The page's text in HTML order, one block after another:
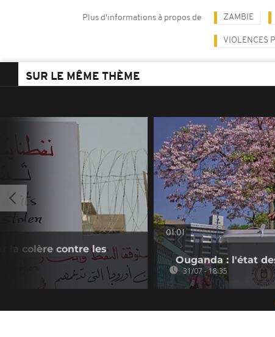
Plus d'informations à propos de ZAMBIE
VIOLENCES
SUR LE MÊME THÈME
la colère contre les
01:01
Ouganda : l'état
31/07 - 18:35